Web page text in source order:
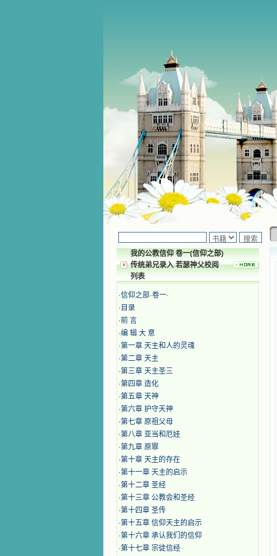
我的公教信仰 卷一(信仰之部)
传统弟兄录入 若瑟神父校阅
列表
·信仰之部·卷一·
· 目录
·前 言
·编 辑 大 意
·第一章 天主和人的灵魂
·第二章 天主
·第三章 天主圣三
·第四章 造化
·第五章 天神
·​第六章 护守天神
·第七章 原祖父母
·​第八章 亚当和厄娃
·第九章 原罪
·第十章 天主的存在
·第十一章 天主的启示
·第十二章 圣经
·第十三章 公教会和圣经
·第十四章 圣传
·第十五章 信仰天主的启示
·第十六章 承认我们的信仰
·第十七章 宗徒信经